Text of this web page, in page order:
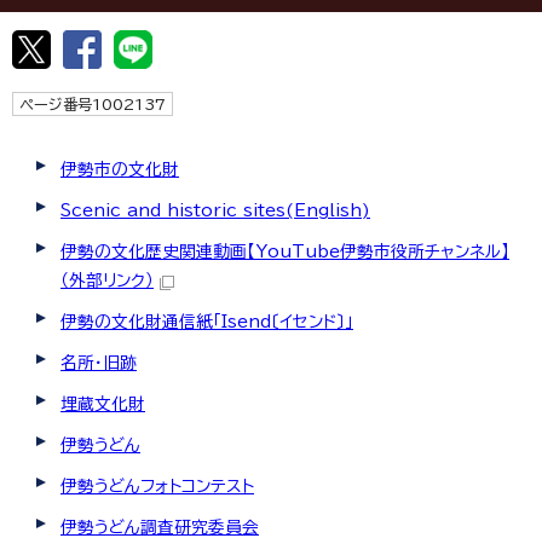
ページ番号1002137
伊勢市の文化財
Scenic and historic sites(English)
伊勢の文化歴史関連動画【YouTube伊勢市役所チャンネル】
（外部リンク）
伊勢の文化財通信紙「Isend〔イセンド〕」
名所・旧跡
埋蔵文化財
伊勢うどん
伊勢うどんフォトコンテスト
伊勢うどん調査研究委員会